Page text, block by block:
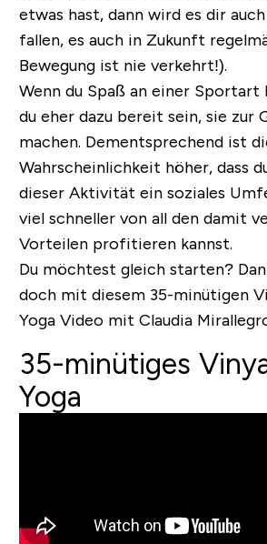
etwas hast, dann wird es dir
fallen, es auch in Zukunft
Bewegung ist nie verkehrt!).
Wenn du Spaß an einer Sportart
du eher dazu bereit sein, sie zur
machen. Dementsprechend ist
Wahrscheinlichkeit höher, dass
dieser Aktivität ein soziales
viel schneller von all den damit
Vorteilen profitieren kannst.
Du möchtest gleich starten?
doch mit diesem 35-minütigen
Yoga Video mit Claudia
35-minütiges
Yoga